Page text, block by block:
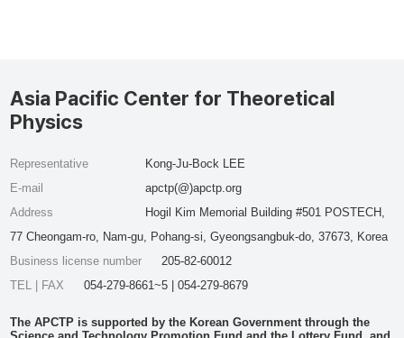
Asia Pacific Center for Theoretical
Physics
Representative
Kong-Ju-Bock LEE
E-mail
apctp(@)apctp.org
Address
Hogil Kim Memorial Building #501 POSTECH,
77 Cheongam-ro, Nam-gu, Pohang-si, Gyeongsangbuk-do, 37673, Korea
Business license number
205-82-60012
TEL | FAX
054-279-8661~5 | 054-279-8679
The APCTP is supported by the Korean Government through the